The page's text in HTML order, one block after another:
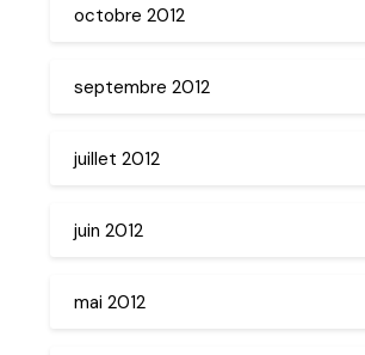
octobre 2012
septembre 2012
juillet 2012
juin 2012
mai 2012